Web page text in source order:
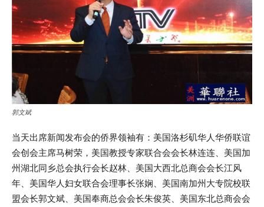
郭文斌
当天出席新闻发布会的侨界领袖有：美国洛杉矶华人华侨联谊
会创会主席马树荣，美国教授专家联合会会长林连连、美国加
州湖北同乡总会执行会长赵林、美国大西北总商会会长江风
年、美国华人妇女联合会理事长张娴、美国南加州大专院校联
盟会长郭文斌、美国奉商总会会长朱俊英、美国东北总商会会